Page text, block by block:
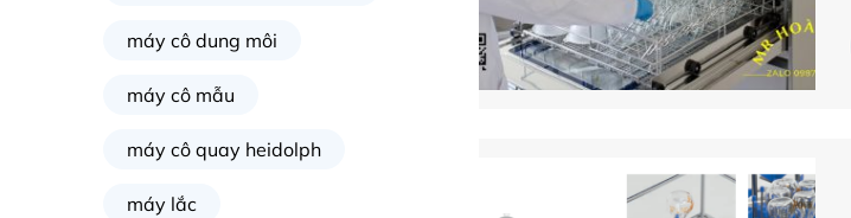
máy cô dung môi
máy cô mẫu
máy cô quay heidolph
máy lắc